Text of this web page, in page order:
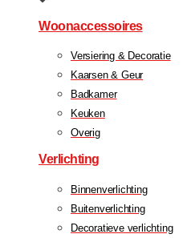
Woonaccessoires
Versiering & Decoratie
Kaarsen & Geur
Badkamer
Keuken
Overig
Verlichting
Binnenverlichting
Buitenverlichting
Decoratieve verlichting